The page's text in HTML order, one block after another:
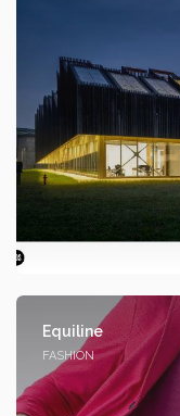
Equiline
FASHION